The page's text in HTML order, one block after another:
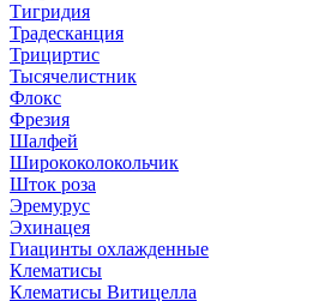
Тигридия
Традесканция
Трициртис
Тысячелистник
Флокс
Фрезия
Шалфей
Ширококолокольчик
Шток роза
Эремурус
Эхинацея
Гиацинты охлажденные
Клематисы
Клематисы Витицелла